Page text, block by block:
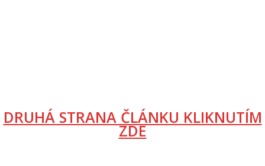
DRUHÁ STRANA ČLÁNKU KLIKNUTÍM
ZDE